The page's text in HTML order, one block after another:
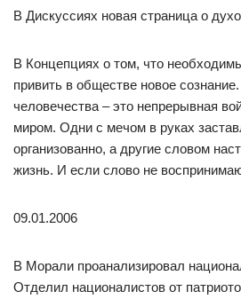
В Дискуссиях новая страница о
В Концепциях о том, что
привить в обществе новое
человечества – это непрерывная
миром. Одни с мечом в руках
организованно, а другие словом
жизнь. И если слово не
09.01.2006
В Морали проанализировал
Отделил националистов от